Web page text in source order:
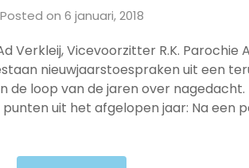
Posted on 6 januari, 2018
Verkleij, Vicevoorzitter R.K. Parochie
nieuw­jaarstoespraken uit een
de loop van de jaren over nage­dacht.
uit het afgelopen jaar: Na een